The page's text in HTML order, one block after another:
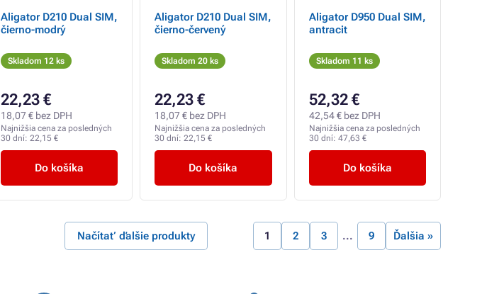
Aligator D210 Dual SIM,
čierno-modrý
Skladom 12 ks
22,23 €
18,07 € bez DPH
Najnižšia cena za posledných
30 dní: 22,15 €
Do košíka
Aligator D210 Dual SIM,
čierno-červený
Skladom 20 ks
22,23 €
18,07 € bez DPH
Najnižšia cena za posledných
30 dní: 22,15 €
Do košíka
Aligator D950 Dual SIM,
antracit
Skladom 11 ks
52,32 €
42,54 € bez DPH
Najnižšia cena za posledných
30 dní: 47,63 €
Do košíka
Načítať ďalšie produkty 1 2 3 9 Ďalšia »